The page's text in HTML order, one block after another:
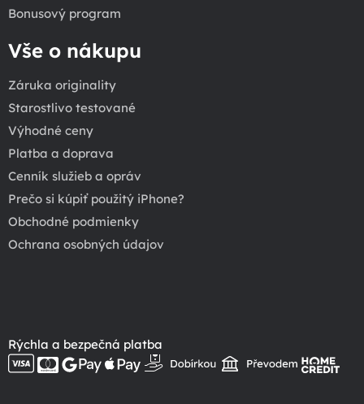
Bonusový program
Vše o nákupu
Záruka originality
Starostlivo testované
Výhodné ceny
Platba a doprava
Cenník služieb a opráv
Prečo si kúpiť použitý iPhone?
Obchodné podmienky
Ochrana osobných údajov
Rýchla a bezpečná platba